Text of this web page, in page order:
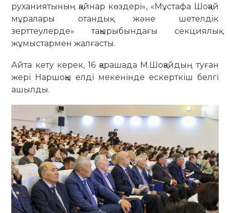
руханиятының қайнар көздері», «Мұстафа Шоқай
мұралары отандық және шетелдік
зерттеулерде» тақырыбындағы секциялық
жұмыстармен жалғасты.
Айта кету керек, 16 қарашада М.Шоқайдың туған
жері Наршоқы елді мекенінде ескерткіш белгі
ашылды.